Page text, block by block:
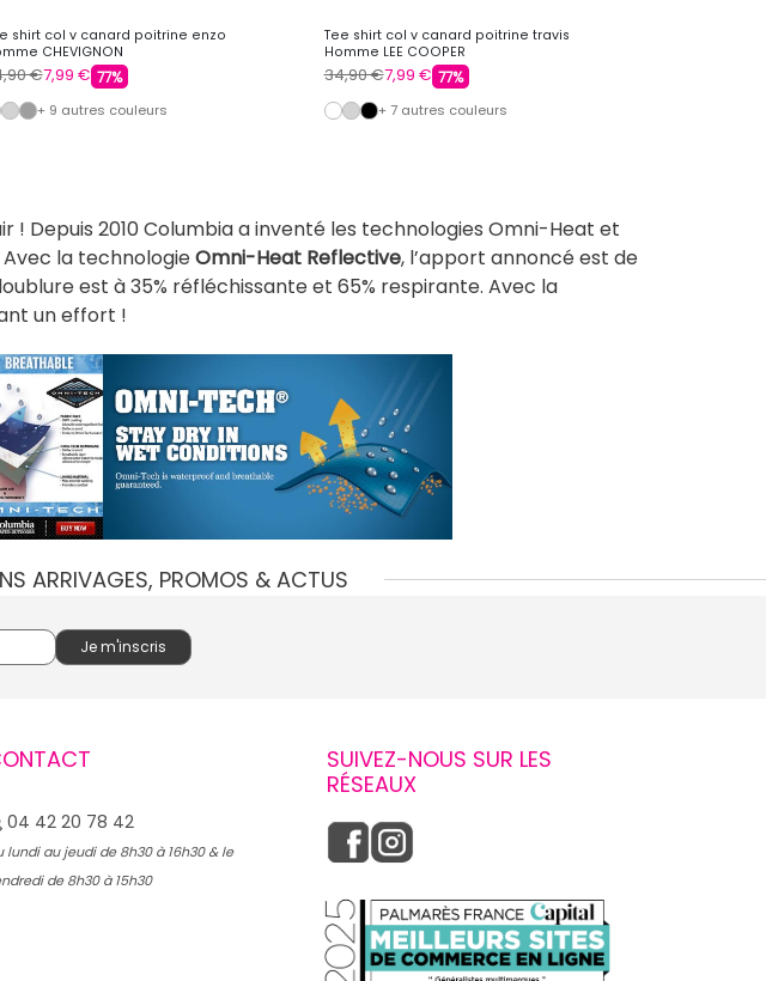
shirt col v canard poitrine enzo
CHEVIGNON
€7,99 € 77%
+ 9 autres couleurs
Tee shirt col v canard poitrine travis
Homme LEE COOPER
34,90 €7,99 € 77%
+ 7 autres couleurs
Depuis 2010 Columbia a inventé les technologies Omni-Heat et
la technologieOmni-Heat Reflective, l’apport annoncé est de
est à 35% réfléchissante et 65% respirante. Avec la
un effort !
ARRIVAGES, PROMOS & ACTUS
04 42 20 78 42
lundi au jeudi de 8h30 à 16h30 & le
de 8h30 à 15h30
SUIVEZ-NOUS SUR LES
RÉSEAUX